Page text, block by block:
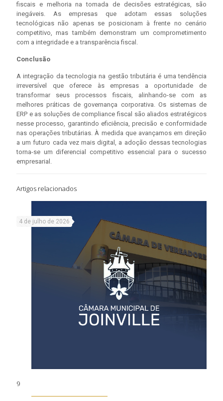
fiscais e melhoria na tomada de decisões estratégicas, são
inegáveis. As empresas que adotam essas soluções
tecnológicas não apenas se posicionam à frente no cenário
competitivo, mas também demonstram um comprometimento
com a integridade e a transparência fiscal.
Conclusão
A integração da tecnologia na gestão tributária é uma tendência
irreversível que oferece às empresas a oportunidade de
transformar seus processos fiscais, alinhando-se com as
melhores práticas de governança corporativa. Os sistemas de
ERP e as soluções de compliance fiscal são aliados estratégicos
nesse processo, garantindo eficiência, precisão e conformidade
nas operações tributárias. À medida que avançamos em direção
a um futuro cada vez mais digital, a adoção dessas tecnologias
torna-se um diferencial competitivo essencial para o sucesso
empresarial.
Artigos relacionados
4 de julho de 2026
9